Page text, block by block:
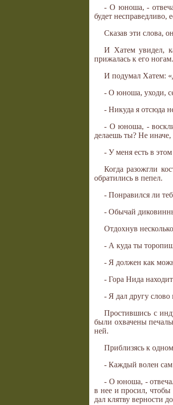
- О юноша, -
будет несправедливо,
Сказав эти слова,
И Хатем увидел,
прижалась к его
И подумал Хатем:
- О юноша, уходи,
- Никуда я отсюда
- О юноша, -
делаешь ты? Не иначе,
- У меня есть в
Когда разожгли
обратились в пепел.
- Понравился ли
- Обычай
Отдохнув
- А куда ты
- Я должен как
- Гора Нида
- Я дал другу слово
Простившись с
были охвачены
ней.
Приблизясь к
- Каждый волен сам
- О юноша, -
в нее и просил,
дал клятву верности